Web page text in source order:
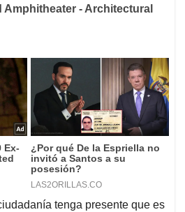
tenga presente que es